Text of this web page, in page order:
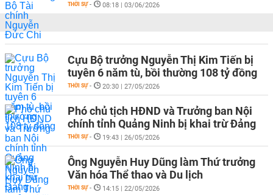
THỜI SỰ - 08:18 | 03/06/2026
Cựu Bộ trưởng Nguyễn Thị Kim Tiến bị
tuyên 6 năm tù, bồi thường 108 tỷ đồng
THỜI SỰ - 20:30 | 27/05/2026
Phó chủ tịch HĐND và Trưởng ban Nội
chính tỉnh Quảng Ninh bị khai trừ Đảng
THỜI SỰ - 19:43 | 26/05/2026
Ông Nguyễn Huy Dũng làm Thứ trưởng
Văn hóa Thể thao và Du lịch
THỜI SỰ - 14:15 | 22/05/2026